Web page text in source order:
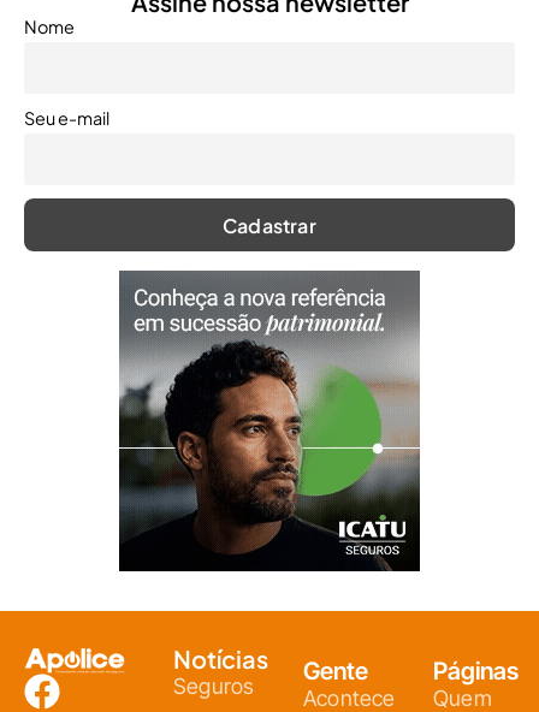
Nome
Seu e-mail
Notícias
Seguros
Gente
Acontece
Páginas
Quem